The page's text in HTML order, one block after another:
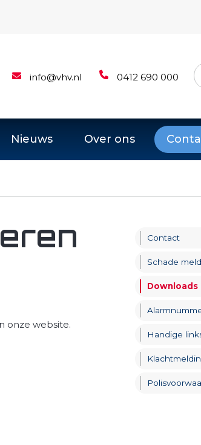
info@vhv.nl 0412 690 000
Nieuws Over ons
onze website.
Contact
Schade
Downloads
Handige